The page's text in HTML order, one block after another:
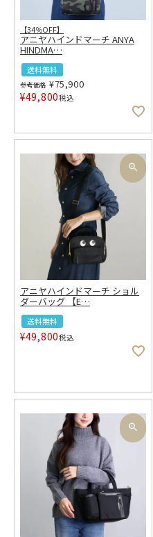
【34％OFF】
アニヤハインドマーチ ANYA
HINDMA…
送料無料
参考価格 ¥75,900
¥49,800税込
アニヤハインドマーチ ショル
ダーバッグ 【E…
送料無料
¥49,800税込